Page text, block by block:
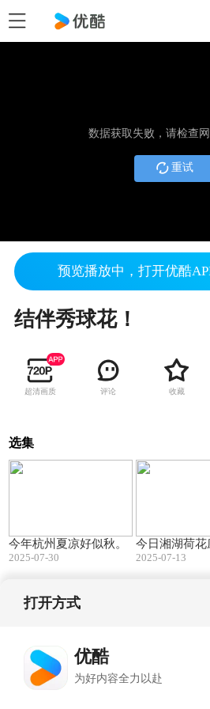
数据获取失败，请检查
重试
预览播放中，打开优酷
结伴秀球花！
超清画质 评论 收藏
选集
今年杭州夏凉好似秋。
2025-07-30
今日湘湖荷花
2025-07-13
打开方式
优酷
为好内容全力以赴